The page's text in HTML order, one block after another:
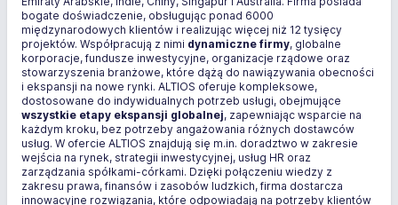
bogate doświadczenie, obsługując ponad 6000
międzynarodowych klientów i realizując więcej niż 12 tysięcy
projektów. Współpracują z nimi dynamiczne firmy, globalne
korporacje, fundusze inwestycyjne, organizacje rządowe oraz
stowarzyszenia branżowe, które dążą do nawiązywania obecności
i ekspansji na nowe rynki. ALTIOS oferuje kompleksowe,
dostosowane do indywidualnych potrzeb usługi, obejmujące
wszystkie etapy ekspansji globalnej, zapewniając wsparcie na
każdym kroku, bez potrzeby angażowania różnych dostawców
usług. W ofercie ALTIOS znajdują się m.in. doradztwo w zakresie
wejścia na rynek, strategii inwestycyjnej, usług HR oraz
zarządzania spółkami-córkami. Dzięki połączeniu wiedzy z
zakresu prawa, finansów i zasobów ludzkich, firma dostarcza
innowacyjne rozwiązania, które odpowiadają na potrzeby klientów